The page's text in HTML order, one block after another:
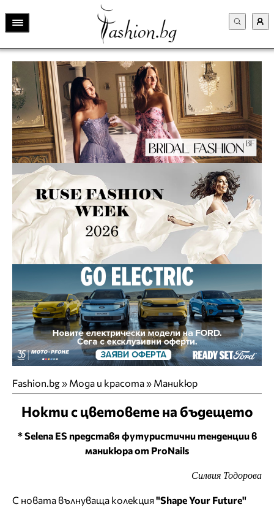
Fashion.bg» Мода и красота» Маникюр
Нокти с цветовете на бъдещето
* Selena ES представя футуристични тенденции в
маникюра от ProNails
Силвия Тодорова
С новата вълнуваща колекция"Shape Your Future"